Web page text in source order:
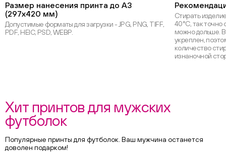
Размер нанесения принта до А3
(297х420 мм)
Допустимые форматы для загрузки - JPG, PNG, TIFF,
PDF, HEIC, PSD, WEBP.
Стирать
40°С, так точно
можно дольше.
укреплен,
количество
изнаночной
Хит принтов для мужских
футболок
Популярные принты для футболок. Ваш мужчина останется
доволен подарком!